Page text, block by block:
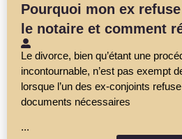
Pourquoi mon ex
le notaire et comment
Le divorce, bien qu’étant une
incontournable, n’est pas exempt
lorsque l’un des ex-conjoints
documents nécessaires
...